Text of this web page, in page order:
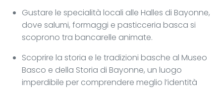
Gustare le specialità locali alle Halles di Bayonne,
dove salumi, formaggi e pasticceria basca si
scoprono tra bancarelle animate.
Scoprire la storia e le tradizioni basche al Museo
Basco e della Storia di Bayonne, un luogo
imperdibile per comprendere meglio l’identità